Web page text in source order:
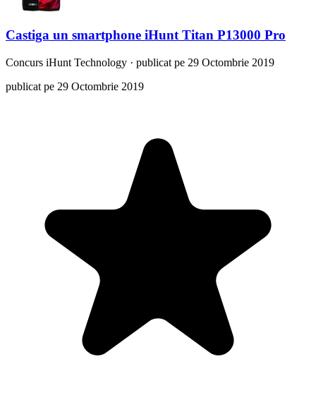
Castiga un smartphone iHunt Titan P13000 Pro
Concurs iHunt Technology · publicat pe 29 Octombrie 2019
publicat pe 29 Octombrie 2019